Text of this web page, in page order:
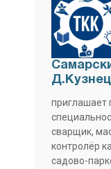
приглашает
сварщик,
контролёр
садово-